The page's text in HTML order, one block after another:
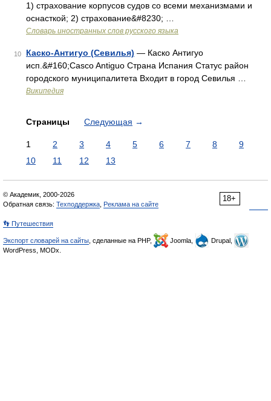
1) страхование корпусов судов со всеми механизмами и
оснасткой; 2) страхование&#8230; …
Словарь иностранных слов русского языка
10 Каско-Антигуо (Севилья) — Каско Антигуо
исп.&#160;Casco Antiguo Страна Испания Статус район
городского муниципалитета Входит в город Севилья …
Википедия
Страницы Следующая →
1 2 3 4 5 6 7 8
9
10
11 12 13
18+
© Академик, 2000-2026
Обратная связь: Техподдержка Реклама на сайте
👣 Путешествия
Экспорт словарей на сайты , сделанные на PHP, Joomla,
Drupal,
WordPress, MODx.